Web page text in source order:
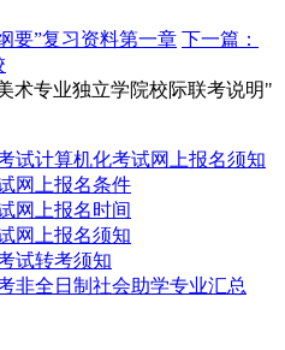
要”复习资料第一章 下一篇：
术专业独立学院校际联考说明"
试计算机化考试网上报名须知
网上报名条件
网上报名时间
网上报名须知
试转考须知
非全日制社会助学专业汇总